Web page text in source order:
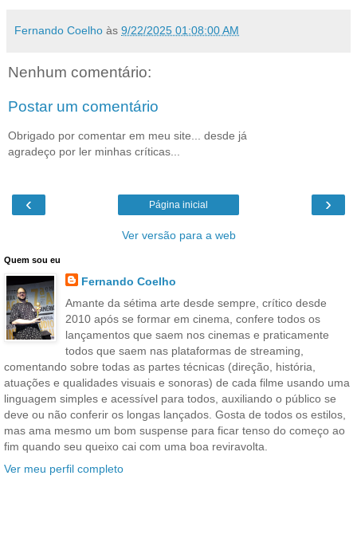
Fernando Coelho às 9/22/2025 01:08:00 AM
Nenhum comentário:
Postar um comentário
Obrigado por comentar em meu site... desde já
agradeço por ler minhas críticas...
‹ ›
Página inicial
Ver versão para a web
Quem sou eu
Fernando Coelho
Amante da sétima arte desde sempre, crítico desde
2010 após se formar em cinema, confere todos os
lançamentos que saem nos cinemas e praticamente
todos que saem nas plataformas de streaming,
comentando sobre todas as partes técnicas (direção, história,
atuações e qualidades visuais e sonoras) de cada filme usando uma
linguagem simples e acessível para todos, auxiliando o público se
deve ou não conferir os longas lançados. Gosta de todos os estilos,
mas ama mesmo um bom suspense para ficar tenso do começo ao
fim quando seu queixo cai com uma boa reviravolta.
Ver meu perfil completo